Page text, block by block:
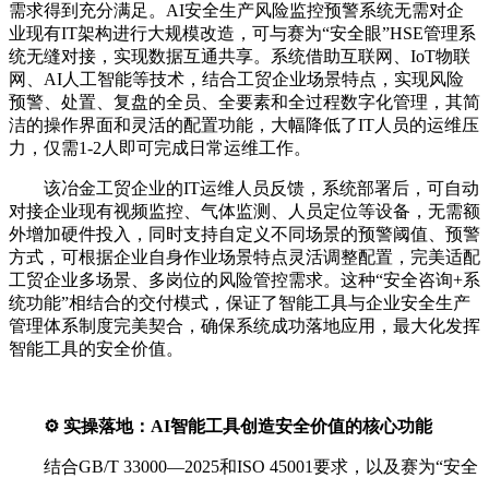
需求得到充分满足。AI安全生产风险监控预警系统无需对企
业现有IT架构进行大规模改造，可与赛为“安全眼”HSE管理系
统无缝对接，实现数据互通共享。系统借助互联网、IoT物联
网、AI人工智能等技术，结合工贸企业场景特点，实现风险
预警、处置、复盘的全员、全要素和全过程数字化管理，其简
洁的操作界面和灵活的配置功能，大幅降低了IT人员的运维压
力，仅需1-2人即可完成日常运维工作。
该冶金工贸企业的IT运维人员反馈，系统部署后，可自动
对接企业现有视频监控、气体监测、人员定位等设备，无需额
外增加硬件投入，同时支持自定义不同场景的预警阈值、预警
方式，可根据企业自身作业场景特点灵活调整配置，完美适配
工贸企业多场景、多岗位的风险管控需求。这种“安全咨询+系
统功能”相结合的交付模式，保证了智能工具与企业安全生产
管理体系制度完美契合，确保系统成功落地应用，最大化发挥
智能工具的安全价值。
⚙️ 实操落地：AI智能工具创造安全价值的核心功能
结合GB/T 33000—2025和ISO 45001要求，以及赛为“安全